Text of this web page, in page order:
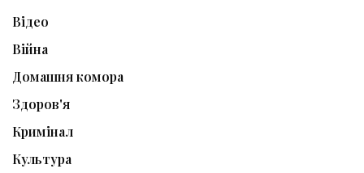
Відео
Війна
Домашня комора
Здоров'я
Кримінал
Культура